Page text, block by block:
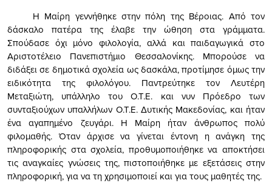
Η Μαίρη γεννήθηκε στην πόλη της Βέροιας. Από τον
δάσκαλο πατέρα της έλαβε την ώθηση στα γράμματα.
Σπούδασε όχι μόνο φιλολογία, αλλά και παιδαγωγικά στο
Αριστοτέλειο Πανεπιστήμιο Θεσσαλονίκης. Μπορούσε να
διδάξει σε δημοτικά σχολεία ως δασκάλα, προτίμησε όμως την
ειδικότητα της φιλολόγου. Παντρεύτηκε τον Λευτέρη
Μεταξιώτη, υπάλληλο του Ο.Τ.Ε. και νυν Πρόεδρο των
συνταξιούχων υπαλλήλων Ο.Τ.Ε. Δυτικής Μακεδονίας, και ήταν
ένα αγαπημένο ζευγάρι. Η Μαίρη ήταν άνθρωπος πολύ
φιλομαθής. Όταν άρχισε να γίνεται έντονη η ανάγκη της
πληροφορικής στα σχολεία, προθυμοποιήθηκε να αποκτήσει
τις αναγκαίες γνώσεις της, πιστοποιήθηκε με εξετάσεις στην
πληροφορική, για να τη χρησιμοποιεί και για τους μαθητές της.